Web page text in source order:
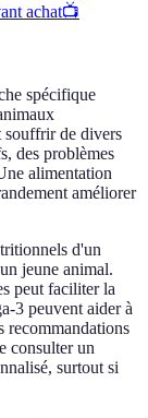
achat📺
spécifique
souffrir de divers
des problèmes
alimentation
améliorer
d'un
jeune animal.
peut faciliter la
3 peuvent aider à
recommandations
consulter un
surtout si